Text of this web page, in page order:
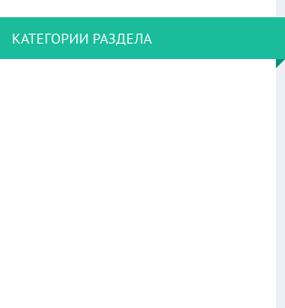
КАТЕГОРИИ РАЗДЕЛА